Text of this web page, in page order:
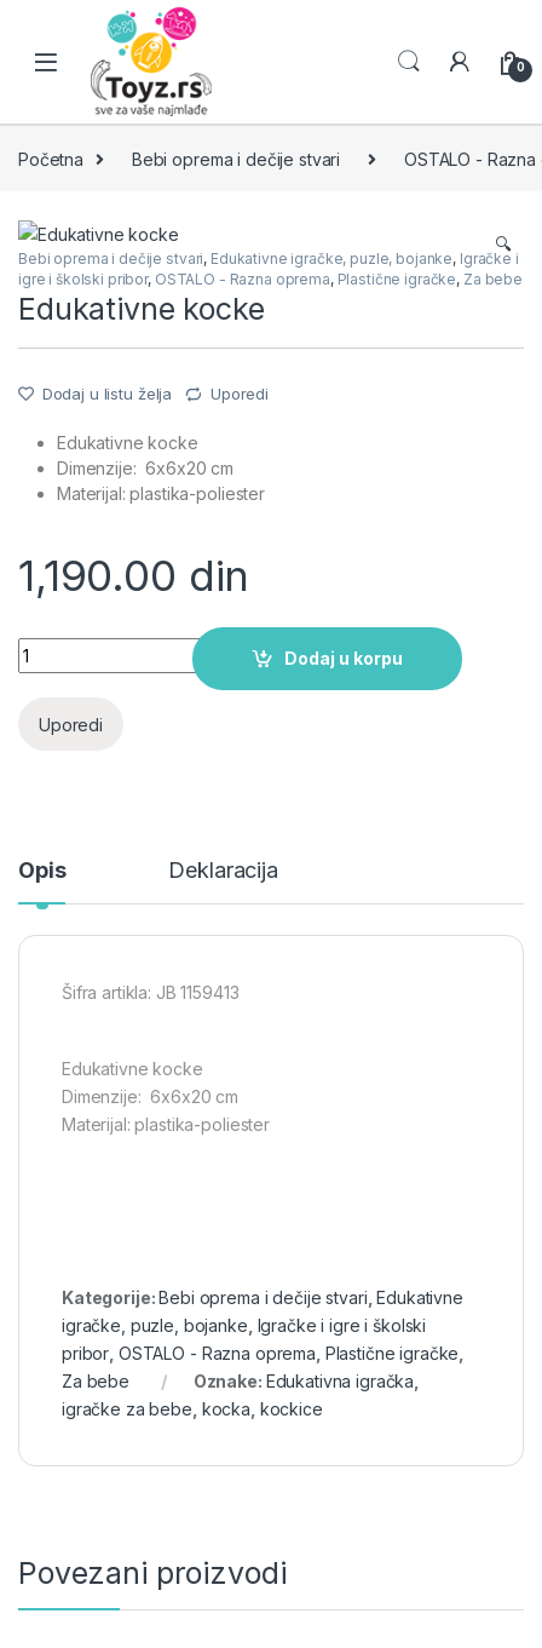
Skip to navigation
Skip to content
0
Početna Bebi oprema i dečije stvari OSTALO -
🔍
Bebi oprema i dečije stvari, Edukativne igračke, puzle, bojanke, Igračke i
igre i školski pribor, OSTALO - Razna oprema, Plastične igračke, Za bebe
Edukativne kocke
Dodaj u listu želja Uporedi
Edukativne kocke
Dimenzije: 6x6x20 cm
Materijal: plastika-poliester
1,190.00 din
Edukativne kocke quantity
Dodaj u korpu
Uporedi
Opis Deklaracija
Šifra artikla: JB 1159413
Edukativne kocke
Dimenzije: 6x6x20 cm
Materijal: plastika-poliester
Kategorije:Bebi oprema i dečije stvari ,Edukativne
igračke, puzle, bojanke Igračke i igre i školski
pribor OSTALO - Razna oprema Plastične igračke
Za bebe
Oznake: Edukativna igračka
igračke za bebe kocka kockice
Povezani proizvodi